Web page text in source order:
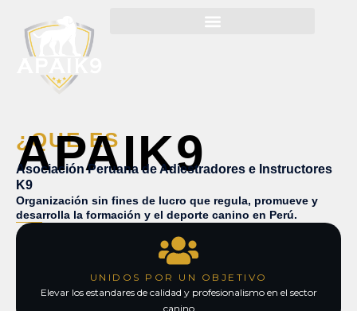
contenido
¿QUE ES
APAIK9
Asociación Peruana de Adiestradores e Instructores
K9
Organización sin fines de lucro que regula, promueve y
desarrolla la formación y el deporte canino en Perú.
UNIDOS POR UN OBJETIVO
Elevar los estandares de calidad y profesionalismo en el sector
canino